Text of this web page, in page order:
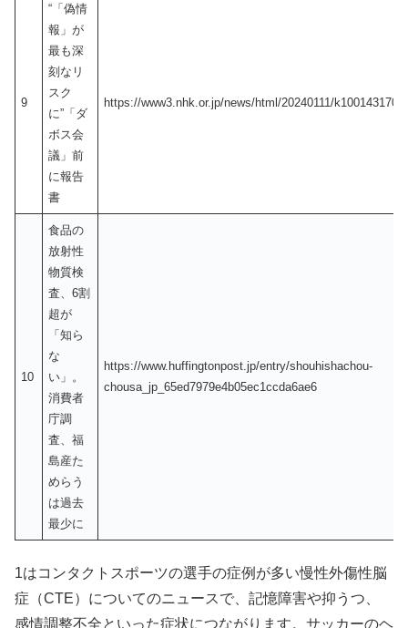
9
“「偽情
報」が
最も深
刻なリ
スク
に”「ダ
ボス会
議」前
に報告
書
https://www3.nhk.or.jp/news/html/20240111/
10
食品の
放射性
物質検
査、6割
超が
「知ら
な
い」。
消費者
庁調
査、福
島産た
めらう
は過去
最少に
https://www.huffingtonpost.jp/entry/shouhishachou-
chousa_jp_65ed7979e4b05ec1ccda6ae6
1はコンタクトスポーツの選手の症例が多い慢性外傷性脳
症（CTE）についてのニュースで、記憶障害や抑うつ、
感情調整不全といった症状につながります。サッカーのヘ